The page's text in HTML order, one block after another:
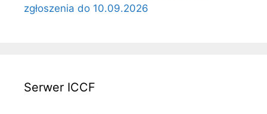
zgłoszenia do 10.09.2026
Serwer ICCF